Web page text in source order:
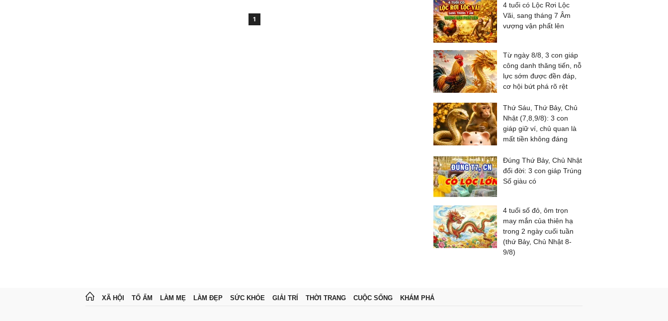
1
4 tuổi có Lộc Rơi Lộc
Vãi, sang tháng 7 Âm
vượng vận phất lên
Từ ngày 8/8, 3 con giáp
công danh thăng tiến, nỗ
lực sớm được đền đáp,
cơ hội bứt phá rõ rệt
Thứ Sáu, Thứ Bảy, Chủ
Nhật (7,8,9/8): 3 con
giáp giữ ví, chủ quan là
mất tiền không đáng
Đúng Thứ Bảy, Chủ Nhật
đổi đời: 3 con giáp Trúng
Số giàu có
4 tuổi số đỏ, ôm trọn
may mắn của thiên hạ
trong 2 ngày cuối tuần
(thứ Bảy, Chủ Nhật 8-
9/8)
XÃ HỘI TỔ ẤM LÀM MẸ LÀM ĐẸP SỨC KHỎE GIẢI TRÍ THỜI TRANG CUỘC SỐNG KHÁM PHÁ